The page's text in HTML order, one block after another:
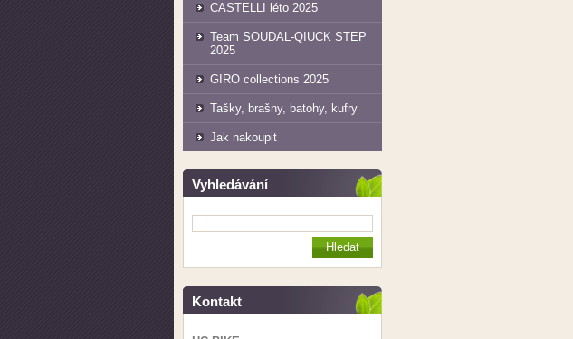
CASTELLI léto 2025
Team SOUDAL-QIUCK STEP
2025
GIRO collections 2025
Tašky, brašny, batohy, kufry
Jak nakoupit
Vyhledávání
Kontakt